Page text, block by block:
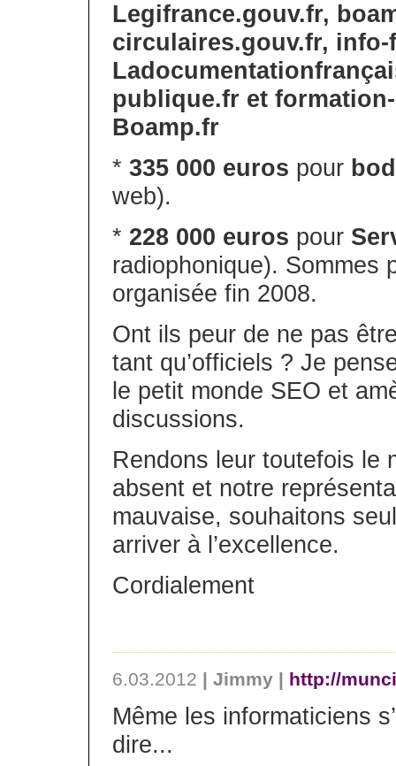
Legifrance.gouv.fr,
circulaires.gouv.fr,
publique.fr et
Boamp.fr
* 335 000 euros pour
web).
* 228 000 euros pour
radiophonique). Sommes
organisée fin 2008.
Ont ils peur de ne pas
tant qu’officiels ? Je
le petit monde SEO et
discussions.
Rendons leur toutefois le
absent et notre
mauvaise, souhaitons
arriver à l’excellence.
Cordialement
6.03.2012 | Jimmy | http://
Même les informaticiens
dire...